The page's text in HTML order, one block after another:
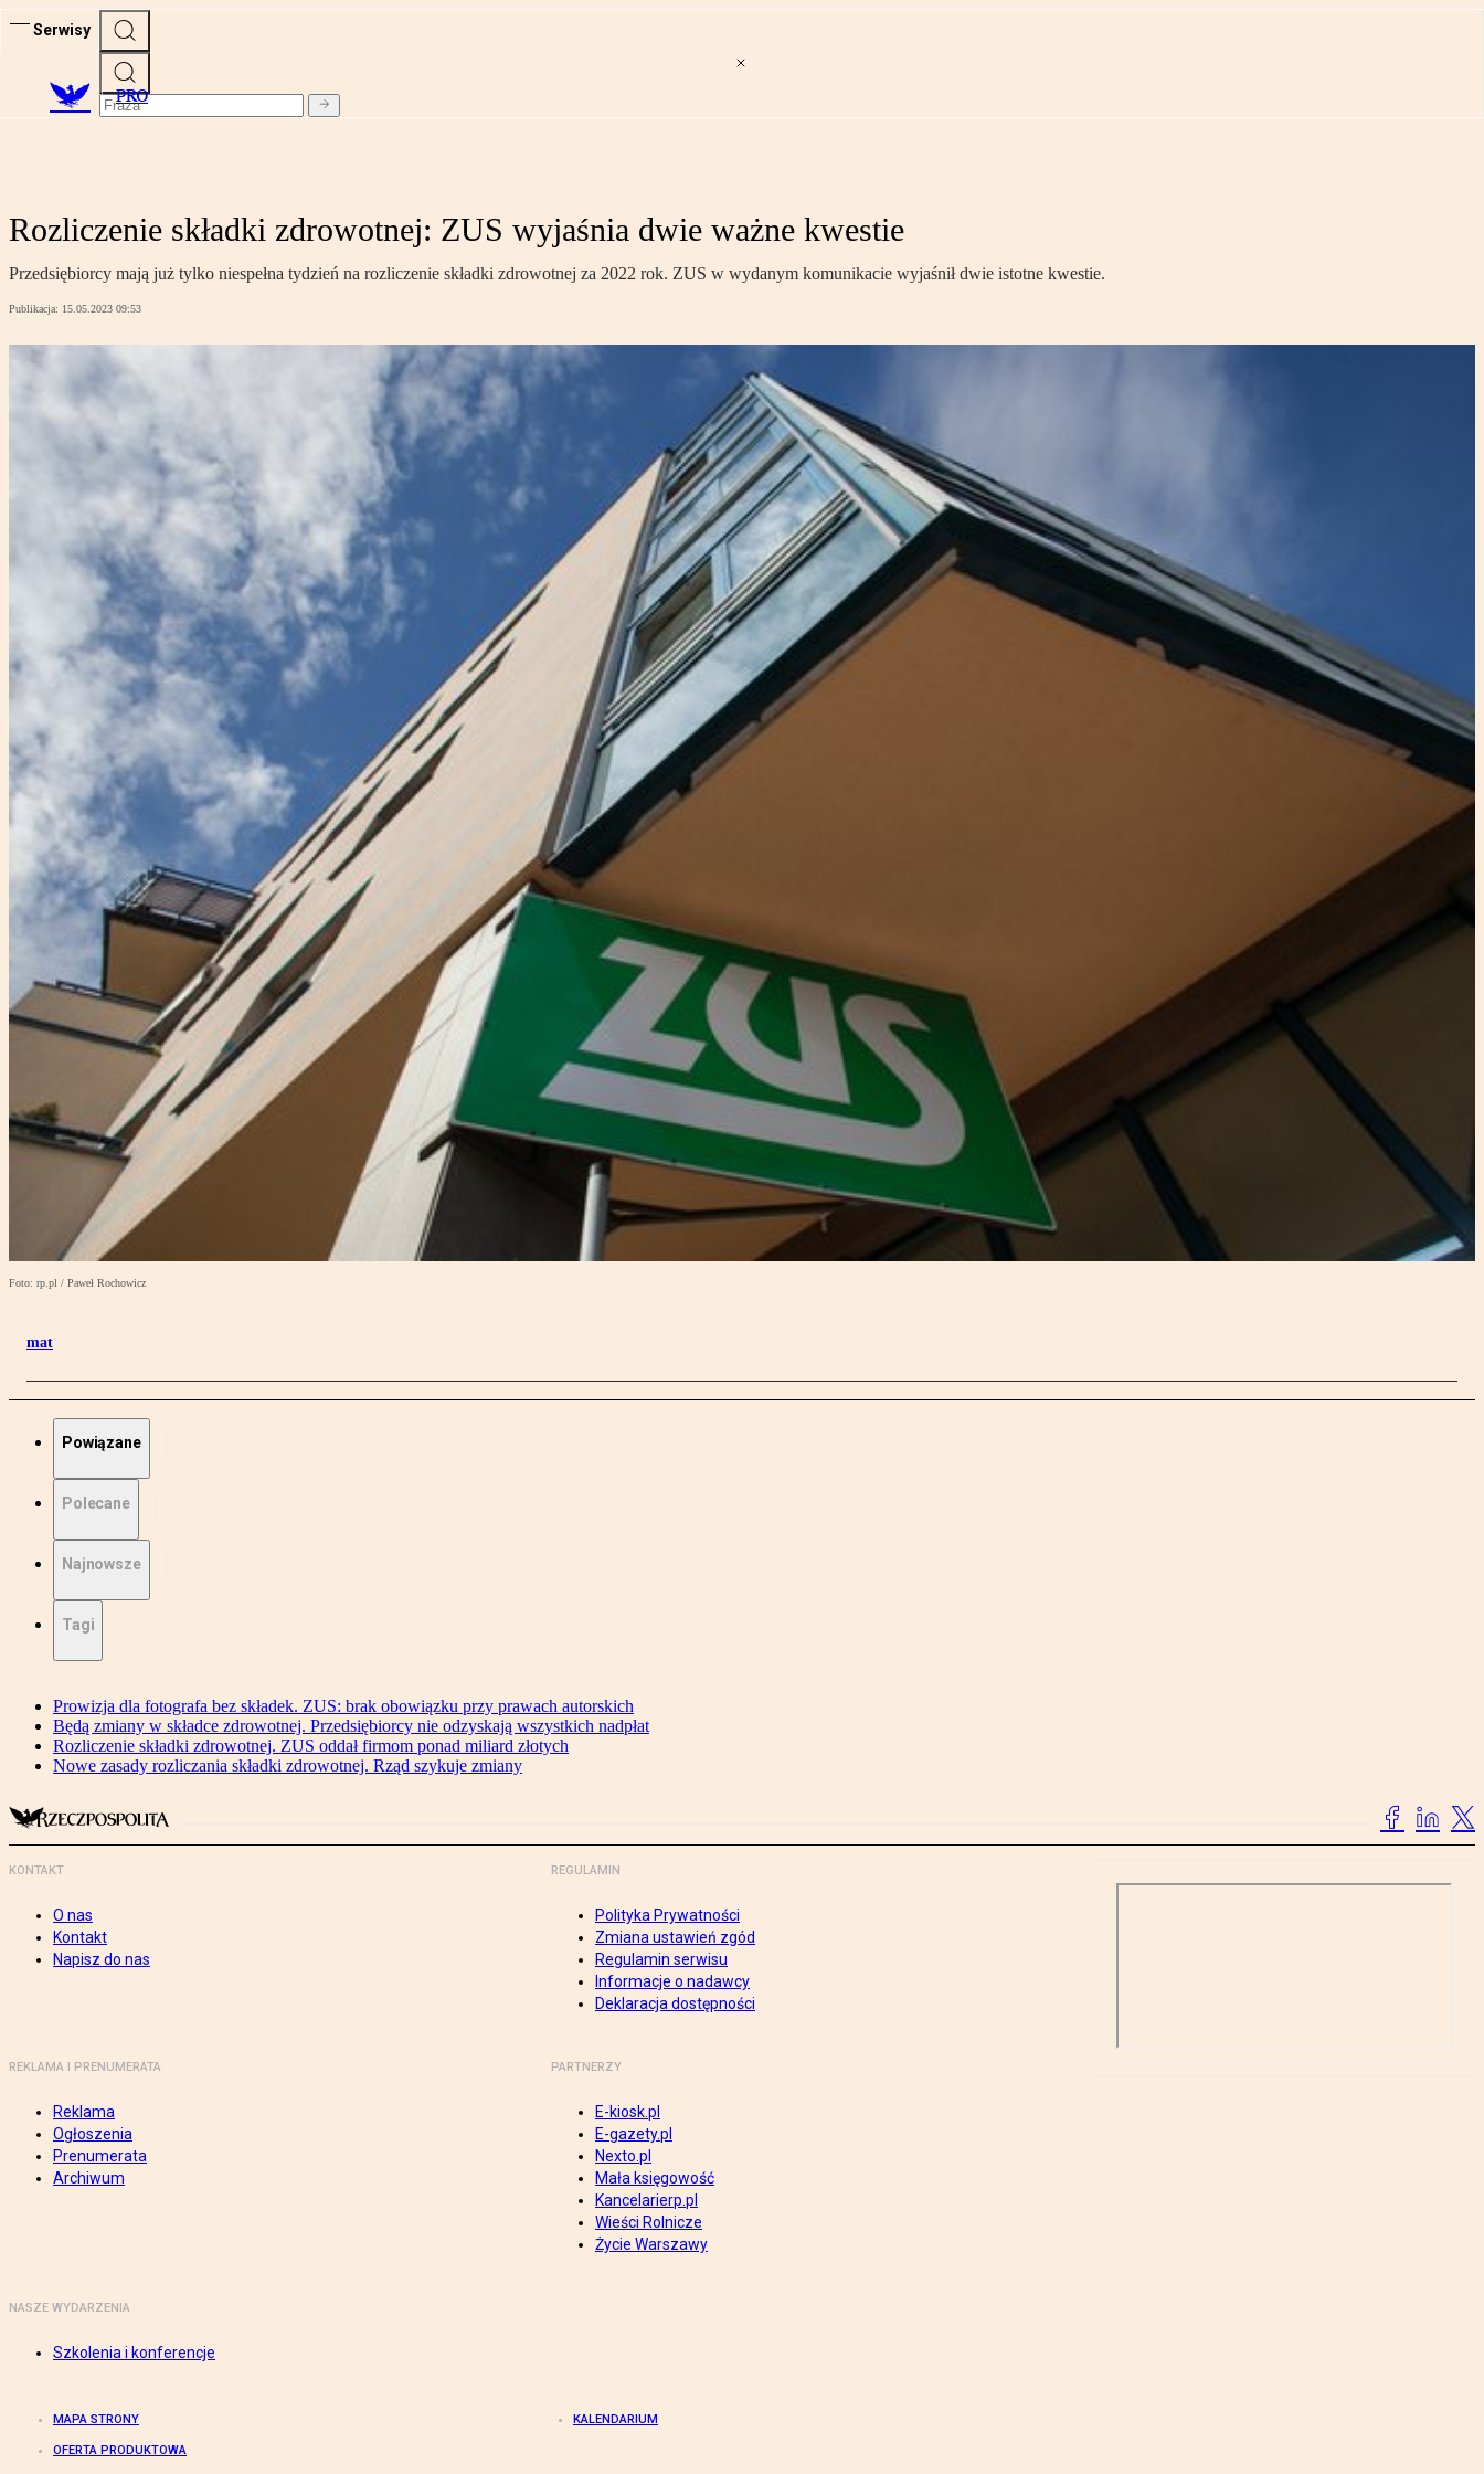
Serwisy
PRO
Rozliczenie składki zdrowotnej: ZUS wyjaśnia dwie ważne kwestie
Przedsiębiorcy mają już tylko niespełna tydzień na rozliczenie składki zdrowotnej za 2022 rok. ZUS w wydanym komunikacie wyjaśnił dwie istotne kwestie.
Publikacja: 15.05.2023 09:53
Foto: rp.pl / Paweł Rochowicz
mat
Powiązane
Polecane
Najnowsze
Tagi
Prowizja dla fotografa bez składek. ZUS: brak obowiązku przy prawach autorskich
Będą zmiany w składce zdrowotnej. Przedsiębiorcy nie odzyskają wszystkich nadpłat
Rozliczenie składki zdrowotnej. ZUS oddał firmom ponad miliard złotych
Nowe zasady rozliczania składki zdrowotnej. Rząd szykuje zmiany
KONTAKT
O nas
Kontakt
Napisz do nas
REGULAMIN
Polityka Prywatności
Zmiana ustawień zgód
Regulamin serwisu
Informacje o nadawcy
Deklaracja dostępności
REKLAMA I PRENUMERATA
Reklama
Ogłoszenia
Prenumerata
Archiwum
PARTNERZY
E-kiosk.pl
E-gazety.pl
Nexto.pl
Mała księgowość
Kancelarierp.pl
Wieści Rolnicze
Życie Warszawy
NASZE WYDARZENIA
Szkolenia i konferencje
MAPA STRONY KALENDARIUM
OFERTA PRODUKTOWA